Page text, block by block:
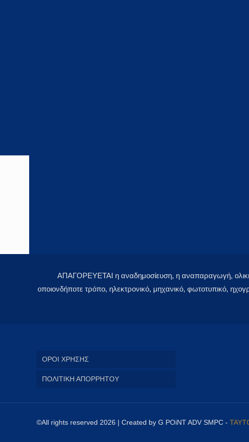
ΑΠΑΓΟΡΕΥΕΤΑΙ η αναδημοσίευση, η αναπαραγωγή,
οποιονδήποτε τρόπο, ηλεκτρονικό, μηχανικό, φωτοτυπικό,
ΟΡΟΙ ΧΡΗΣΗΣ
ΠΟΛΙΤΙΚΗ ΑΠΟΡΡΗΤΟΥ
©All rights reserved 2026 | Created by G POiNT ADV SMPC -